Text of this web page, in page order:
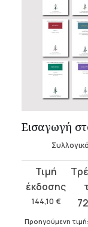
Συλλογικό
144,10 €
Original
price
was:
144,10 €.
τρέχουσα
τιμή
είναι:
Προηγούμενη τιμή: